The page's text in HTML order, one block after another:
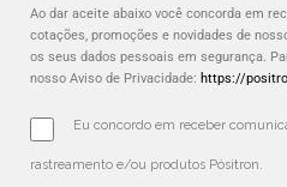
Ao dar aceite abaixo você concorda em
cotações, promoções e novidades de
os seus dados pessoais em segurança.
nosso Aviso de Privacidade: https://
Eu concordo em receber
rastreamento e/ou produtos Pósitron.